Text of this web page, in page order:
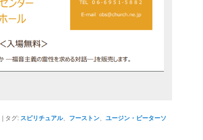
| タグ: スピリチュアル、 フーストン
ユージン・ピーターソ